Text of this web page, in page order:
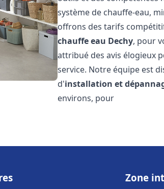
système de chauffe-eau,
offrons des tarifs
chauffe eau Dechy, pour
attribué des avis élogieux
service. Notre équipe est
d'installation et
environs, pour
Zone